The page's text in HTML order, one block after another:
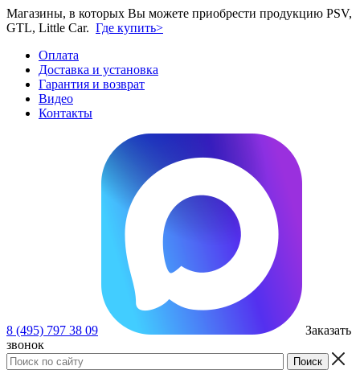
Магазины, в которых Вы можете приобрести продукцию PSV,
GTL, Little Car. Где купить>
Оплата
Доставка и установка
Гарантия и возврат
Видео
Контакты
8 (495) 797 38 09
Заказать
звонок